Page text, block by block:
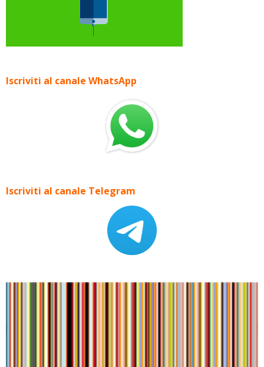
Iscriviti al canale WhatsApp
Iscriviti al canale Telegram